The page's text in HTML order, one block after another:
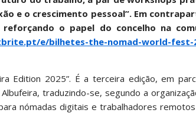
e o crescimento pessoal”. Em
o papel do concelho na
e/bilhetes-the-nomad-world-fest-
Edition 2025”. É a terceira edição, em
traduzindo-se, segundo a
nómadas digitais e trabalhadores